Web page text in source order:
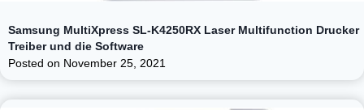
Samsung MultiXpress SL-K4250RX Laser Multifunction Drucker
Treiber und die Software
Posted on November 25, 2021